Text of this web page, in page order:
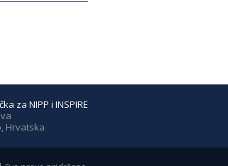
za NIPP i INSPIRE
Hrvatska